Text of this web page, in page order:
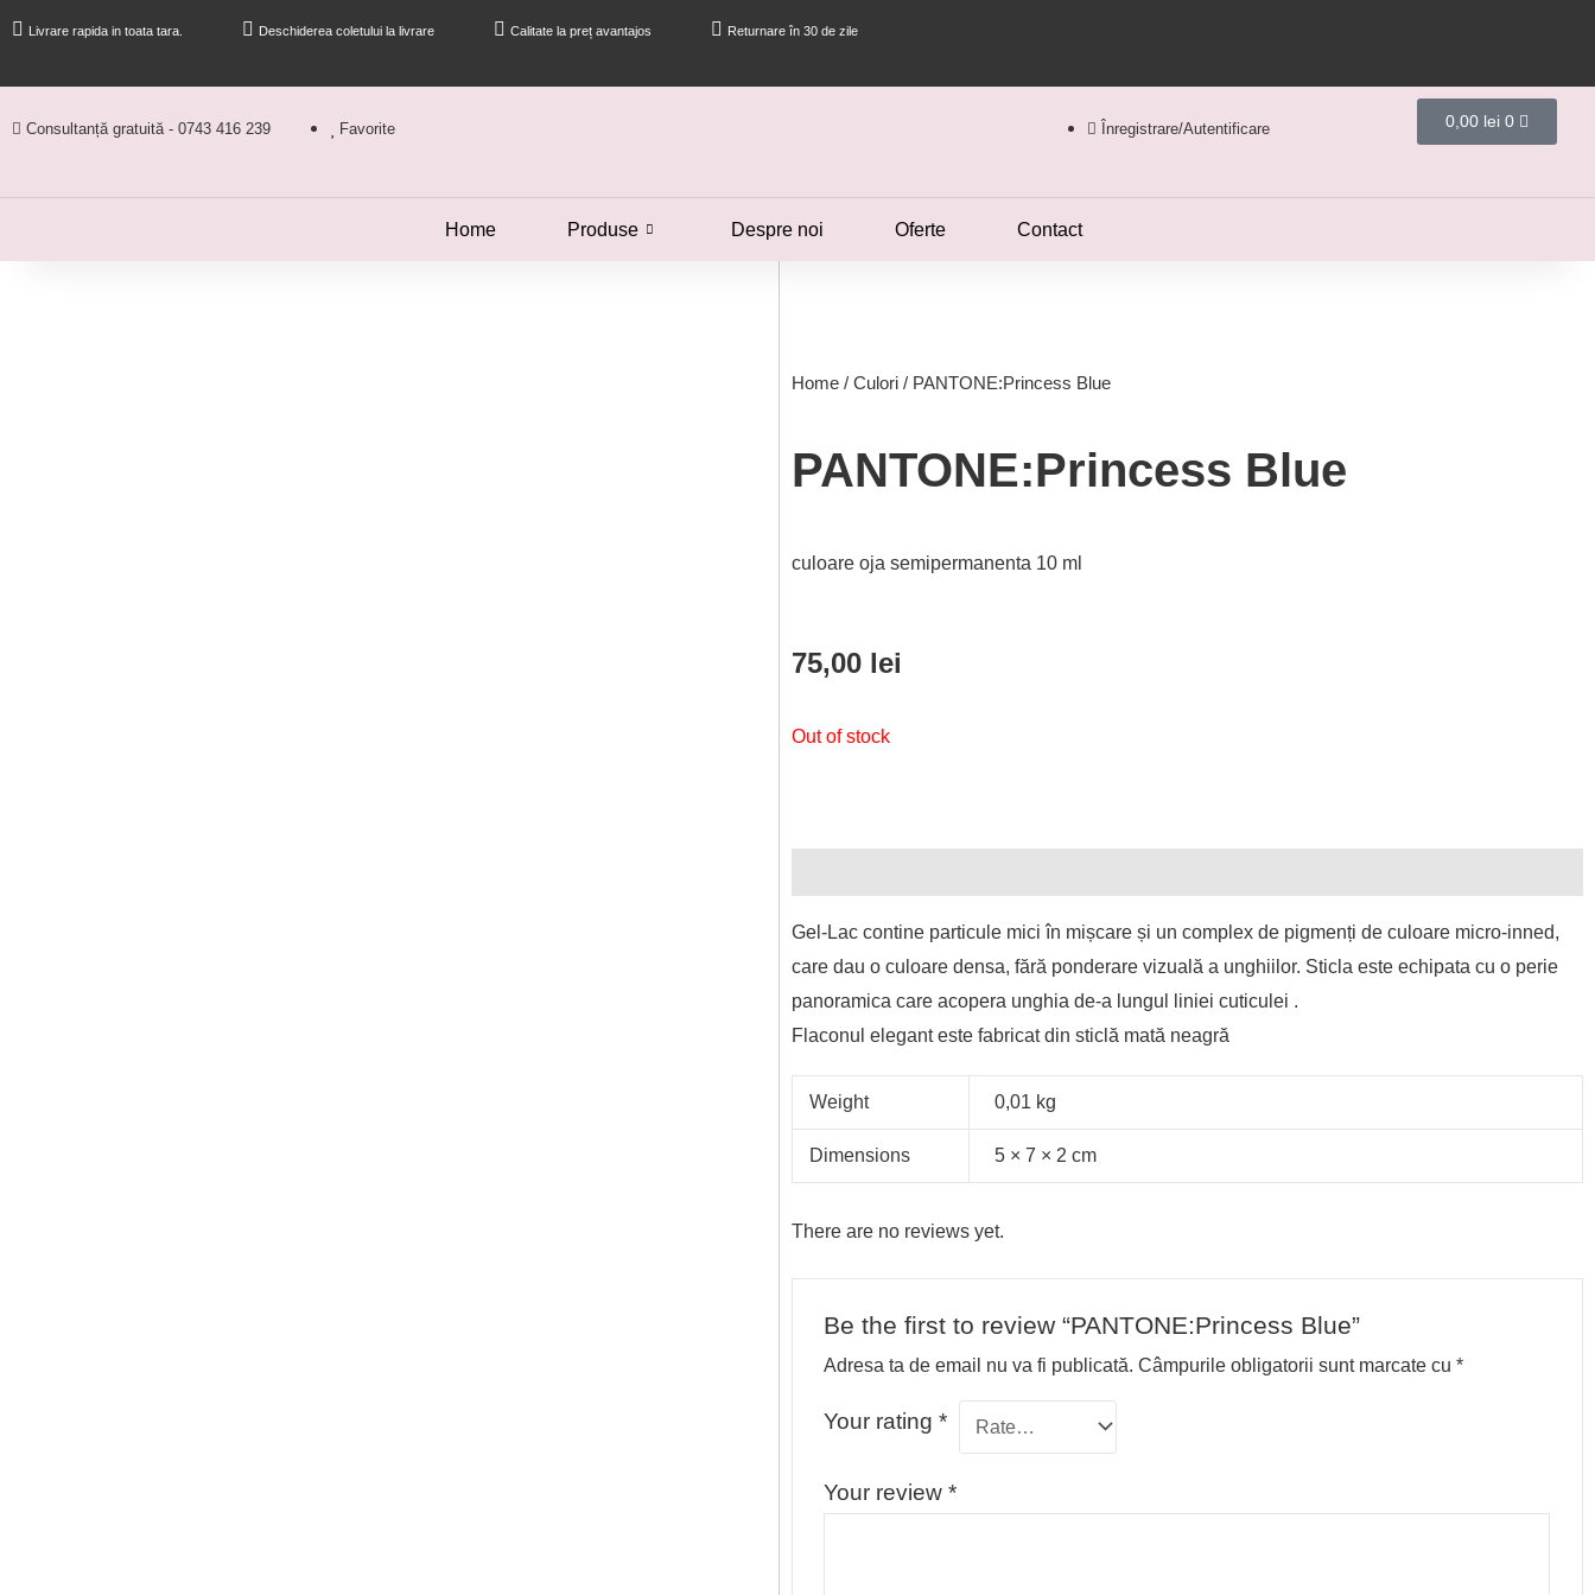
Livrare rapida in toata tara. Deschiderea coletului la livrare Calitate la preț avantajos Returnare în 30 de zile
Consultanță gratuită - 0743 416 239 Favorite Înregistrare/Autentificare 0,00 lei 0
Home Produse Despre noi Oferte Contact
Home/ Culori/ PANTONE:Princess Blue
PANTONE:Princess Blue
culoare oja semipermanenta 10 ml
75,00 lei
Out of stock
Gel-Lac contine particule mici în mișcare și un complex de pigmenți de culoare micro-inned,
care dau o culoare densa, fără ponderare vizuală a unghiilor. Sticla este echipata cu o perie
panoramica care acopera unghia de-a lungul liniei cuticulei .
Flaconul elegant este fabricat din sticlă mată neagră
Weight 0,01 kg
Dimensions 5 × 7 × 2 cm
There are no reviews yet.
Be the first to review “PANTONE:Princess Blue”
Adresa ta de email nu va fi publicată. Câmpurile obligatorii sunt marcate cu*
Your rating*
Your review*